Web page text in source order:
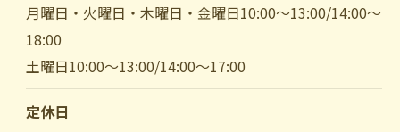
月曜日・火曜日・木曜日・金曜日10:00～13:00/14:00～
18:00
土曜日10:00～13:00/14:00～17:00
定休日